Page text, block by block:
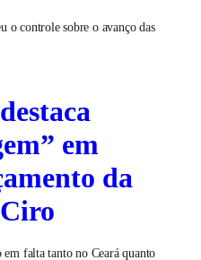
o controle sobre o avanço das
em
da
em falta tanto no Ceará quanto